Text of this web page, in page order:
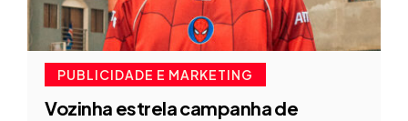
PUBLICIDADE E MARKETING
Vozinha estrela campanha de